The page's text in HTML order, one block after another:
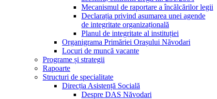
Mecanismul de raportare a încălcărilor legii
Declarația privind asumarea unei agende
de integritate organizațională
Planul de integritate al instituției
Organigrama Primăriei Orașului Năvodari
Locuri de muncă vacante
Programe și strategii
Rapoarte
Structuri de specialitate
Direcția Asistență Socială
Despre DAS Năvodari